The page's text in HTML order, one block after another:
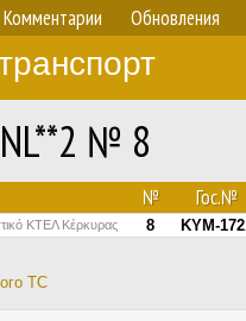
Комментарии Обновления
№ 8
№ Гос.№
ΚΤΕΛ Κέρκυρας 8 KYM-
ТС